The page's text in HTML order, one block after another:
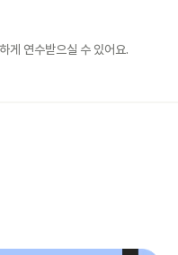
게 연수받으실 수 있어요.